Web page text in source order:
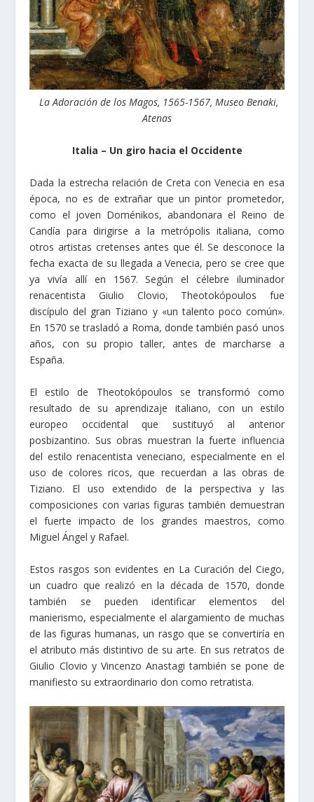
La Adoración de los Magos, 1565-1567, Museo Benaki,
Atenas
Italia – Un giro hacia el Occidente
Dada la estrecha relación de Creta con Venecia en esa
época, no es de extrañar que un pintor prometedor,
como el joven Doménikos, abandonara el Reino de
Candía para dirigirse a la metrópolis italiana, como
otros artistas cretenses antes que él. Se desconoce la
fecha exacta de su llegada a Venecia, pero se cree que
ya vivía allí en 1567. Según el célebre iluminador
renacentista Giulio Clovio, Theotokópoulos fue
discípulo del gran Tiziano y «un talento poco común».
En 1570 se trasladó a Roma, donde también pasó unos
años, con su propio taller, antes de marcharse a
España.
El estilo de Theotokópoulos se transformó como
resultado de su aprendizaje italiano, con un estilo
europeo occidental que sustituyó al anterior
posbizantino. Sus obras muestran la fuerte influencia
del estilo renacentista veneciano, especialmente en el
uso de colores ricos, que recuerdan a las obras de
Tiziano. El uso extendido de la perspectiva y las
composiciones con varias figuras también demuestran
el fuerte impacto de los grandes maestros, como
Miguel Ángel y Rafael.
Estos rasgos son evidentes en La Curación del Ciego,
un cuadro que realizó en la década de 1570, donde
también se pueden identificar elementos del
manierismo, especialmente el alargamiento de muchas
de las figuras humanas, un rasgo que se convertiría en
el atributo más distintivo de su arte. En sus retratos de
Giulio Clovio y Vincenzo Anastagi también se pone de
manifiesto su extraordinario don como retratista.